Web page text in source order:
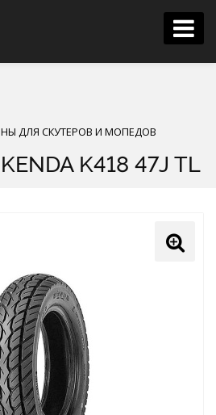
ДЛЯ СКУТЕРОВ И МОПЕДОВ
K418 47J TL